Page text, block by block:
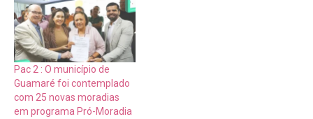
Pac 2 : O município de
Guamaré foi contemplado
com 25 novas moradias
em programa Pró-Moradia